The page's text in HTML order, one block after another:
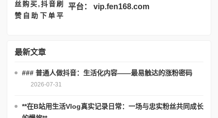
平台： vip.fen168.com
最新文章
### 普通人做抖音：生活化内容——最易触达的涨粉密码
2026-07-31
**在B站用生活Vlog真实记录日常：一场与忠实粉丝共同成长